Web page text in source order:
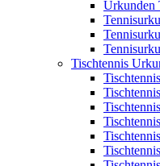
Urkunden
Tischtennis